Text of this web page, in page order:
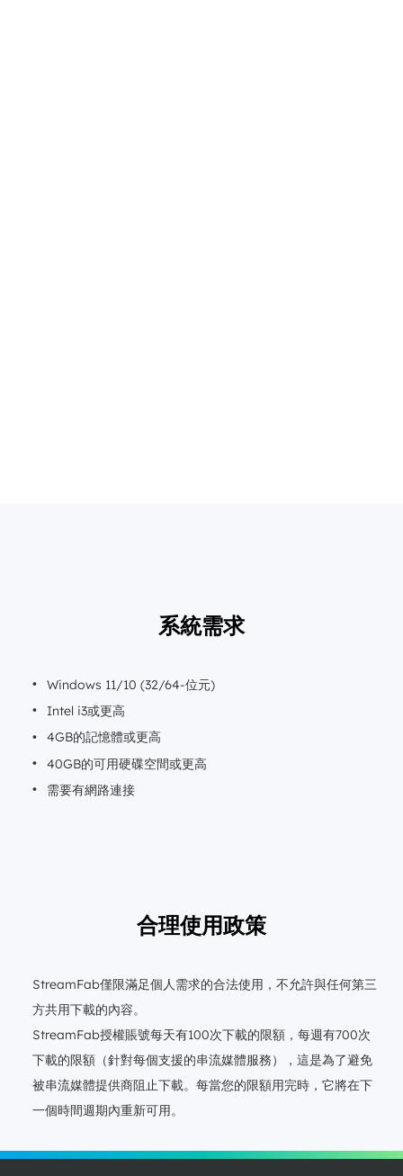
系統需求
Windows 11/10 (32/64-位元)
Intel i3或更高
4GB的記憶體或更高
40GB的可用硬碟空間或更高
需要有網路連接
合理使用政策
StreamFab僅限滿足個人需求的合法使用，不允許與任何第三
方共用下載的內容。
StreamFab授權賬號每天有100次下載的限額，每週有700次
下載的限額（針對每個支援的串流媒體服務），這是為了避免
被串流媒體提供商阻止下載。每當您的限額用完時，它將在下
一個時間週期內重新可用。